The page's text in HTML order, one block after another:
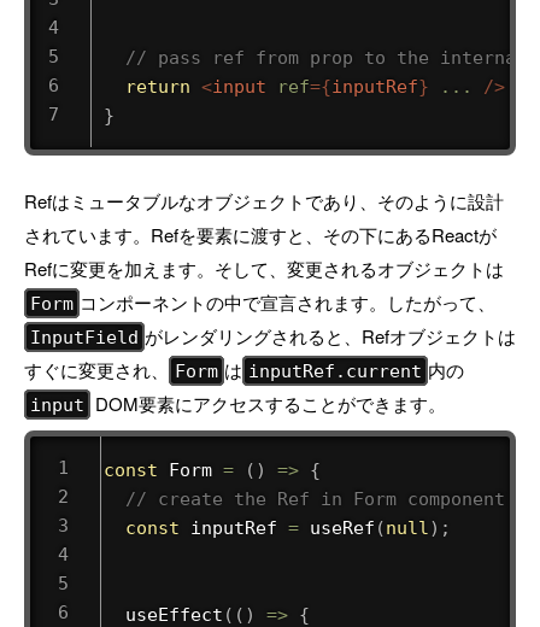
// pass ref from prop to the internal
return <input ref={inputRef} ...
/>
}
Refはミュータブルなオブジェクトであり、そのように設計
されています。Refを要素に渡すと、その下にあるReactが
Refに変更を加えます。そして、変更されるオブジェクトは
Form コンポーネントの中で宣言されます。したがって、
InputField がレンダリングされると、Refオブジェクトは
すぐに変更され、
Form は inputRef.current 内の
input DOM要素にアクセスすることができます。
const Form = ( ) => {
// create the Ref in Form component
const inputRef = useRef (null) ;
useEffect ( ( ) => {